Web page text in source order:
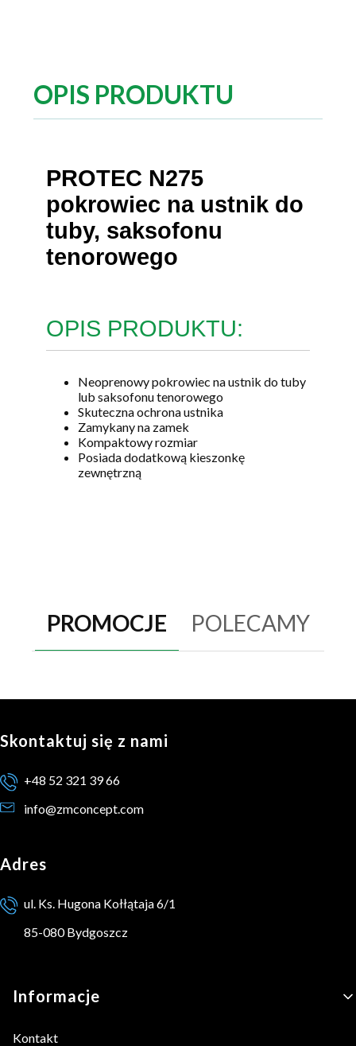
OPIS PRODUKTU
PROTEC N275
pokrowiec na ustnik do
tuby, saksofonu
tenorowego
OPIS PRODUKTU:
Neoprenowy pokrowiec na ustnik do tuby
lub saksofonu tenorowego
Skuteczna ochrona ustnika
Zamykany na zamek
Kompaktowy rozmiar
Posiada dodatkową kieszonkę
zewnętrzną
PROMOCJE POLECAMY
Skontaktuj się z nami
+48 52 321 39 66
info@zmconcept.com
Adres
ul. Ks. Hugona Kołłątaja 6/1
85-080 Bydgoszcz
Linki w stopce
Informacje
Kontakt